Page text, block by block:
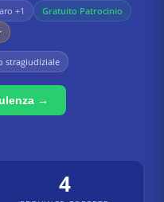
+1
Gratuito Patrocinio
stragiudiziale
→
4